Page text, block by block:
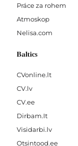
Práce za rohem
Atmoskop
Nelisa.com
Baltics
CVonline.lt
CV.lv
CV.ee
Dirbam.It
Visidarbi.lv
Otsintood.ee